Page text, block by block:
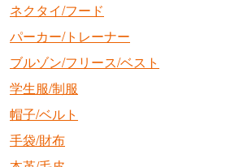
ネクタイ/フード
パーカー/トレーナー
ブルゾン/フリース/ベスト
学生服/制服
帽子/ベルト
手袋/財布